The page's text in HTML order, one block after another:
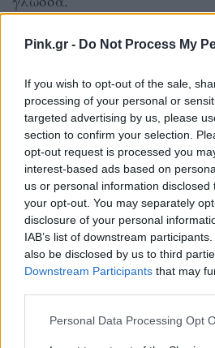
Pink.gr - Do Not Process My
If you wish to opt-out of the sale,
processing of your personal or
targeted advertising by us, please
section to confirm your selection.
opt-out request is processed you
interest-based ads based on
us or personal information
your opt-out. You may separately
disclosure of your personal
IAB’s list of downstream
also be disclosed by us to third
Downstream Participants that may
Personal Data Processing Opt